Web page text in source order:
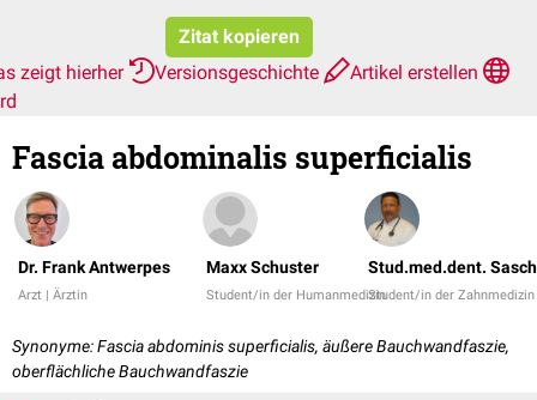
Zitat kopieren
zeigt hierher
Versionsgeschichte
Artikel erstellen
Fascia abdominalis superficialis
Dr. Frank Antwerpes
Arzt | Ärztin
Maxx Schuster
Student/in der Humanmedizin
Stud.med.dent.
Student/in der Zahnmedizin
Synonyme: Fascia abdominis superficialis, äußere Bauchwandfaszie,
oberflächliche Bauchwandfaszie